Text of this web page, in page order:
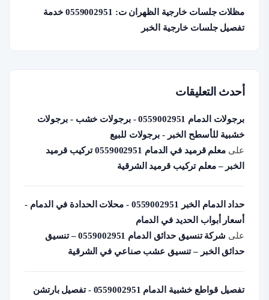
مظلات جلسات خارجية الظهران ت: 0559002951 خدمة
تفصيل جلسات خارجية الخبر
أحدث التعليقات
برجولات الدمام 0559002951 - برجولات خشب - برجولات
خشبية للأسطح الخبر - برجولات للبيع
على
معلم قرميد في الدمام 0559002951 تركيب قرميد
الخبر – معلم تركيب قرميد الشرقية
حداد الدمام الخبر 0559002951 - محلات الحدادة في الدمام -
أسعار أبواب الحديد في الدمام
على
شركة تنسيق حدائق الدمام 0559002951 – تنسيق
حدائق الخبر – تنسيق عشب صناعي في الشرقية
تفصيل قواطع خشبية الدمام 0559002951 - تفصيل بارتشن